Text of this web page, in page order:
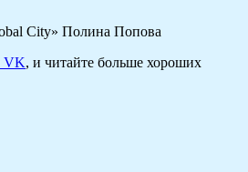
City» Полина Попова
VK, и читайте больше хороших